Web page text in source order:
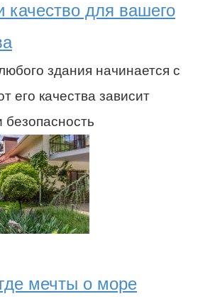
качество для вашего
здания начинается с
его качества зависит
безопасность
мечты о море